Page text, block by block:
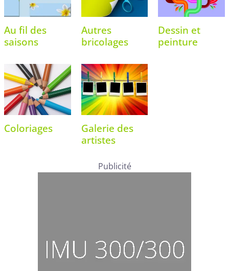
Au fil des
saisons
Autres
bricolages
Dessin et
peinture
Coloriages
Galerie des
artistes
Publicité